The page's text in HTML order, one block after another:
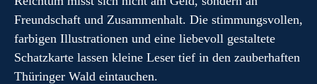
Freundschaft und Zusammenhalt. Die stimmungsvollen,
farbigen Illustrationen und eine liebevoll gestaltete
Schatzkarte lassen kleine Leser tief in den zauberhaften
Thüringer Wald eintauchen.